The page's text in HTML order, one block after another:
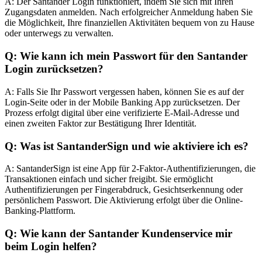
Zugangsdaten anmelden. Nach erfolgreicher Anmeldung haben Sie
die Möglichkeit, Ihre finanziellen Aktivitäten bequem von zu Hause
oder unterwegs zu verwalten.
Q: Wie kann ich mein Passwort für den Santander
Login zurücksetzen?
A: Falls Sie Ihr Passwort vergessen haben, können Sie es auf der
Login-Seite oder in der Mobile Banking App zurücksetzen. Der
Prozess erfolgt digital über eine verifizierte E-Mail-Adresse und
einen zweiten Faktor zur Bestätigung Ihrer Identität.
Q: Was ist SantanderSign und wie aktiviere ich es?
A: SantanderSign ist eine App für 2-Faktor-Authentifizierungen, die
Transaktionen einfach und sicher freigibt. Sie ermöglicht
Authentifizierungen per Fingerabdruck, Gesichtserkennung oder
persönlichem Passwort. Die Aktivierung erfolgt über die Online-
Banking-Plattform.
Q: Wie kann der Santander Kundenservice mir
beim Login helfen?